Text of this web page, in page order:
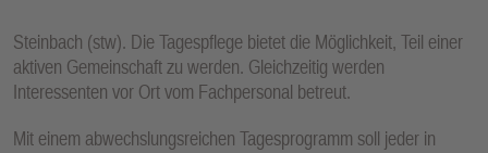
Steinbach (stw). Die Tagespflege bietet die Möglichkeit, Teil einer
aktiven Gemeinschaft zu werden. Gleichzeitig werden
Interessenten vor Ort vom Fachpersonal betreut.
Mit einem abwechslungsreichen Tagesprogramm soll jeder in
F
U
N
K